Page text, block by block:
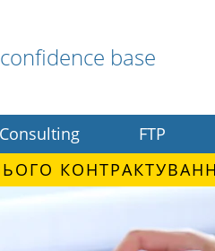
base
Consulting FTP